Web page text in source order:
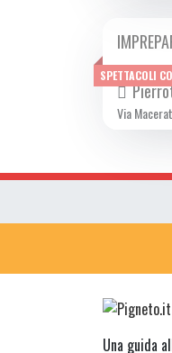
SPETTACOLI
DOM
Via
Una guida